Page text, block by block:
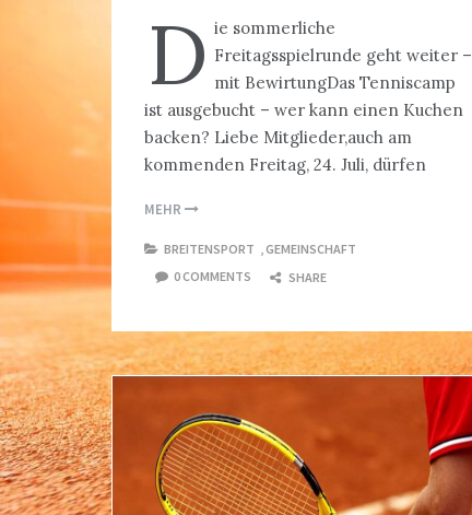
D ie sommerliche
Freitagsspielrunde geht weiter –
mit BewirtungDas Tenniscamp
ist ausgebucht – wer kann einen Kuchen
backen? Liebe Mitglieder,auch am
kommenden Freitag, 24. Juli, dürfen
MEHR
BREITENSPORT
GEMEINSCHAFT
0 COMMENTS
SHARE